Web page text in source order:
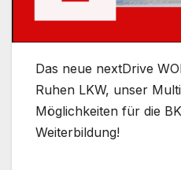
Das neue nextDrive
Ruhen LKW, unser
Möglichkeiten für die
Weiterbildung!